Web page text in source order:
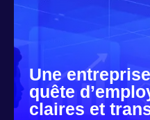
Une
quête
claires et